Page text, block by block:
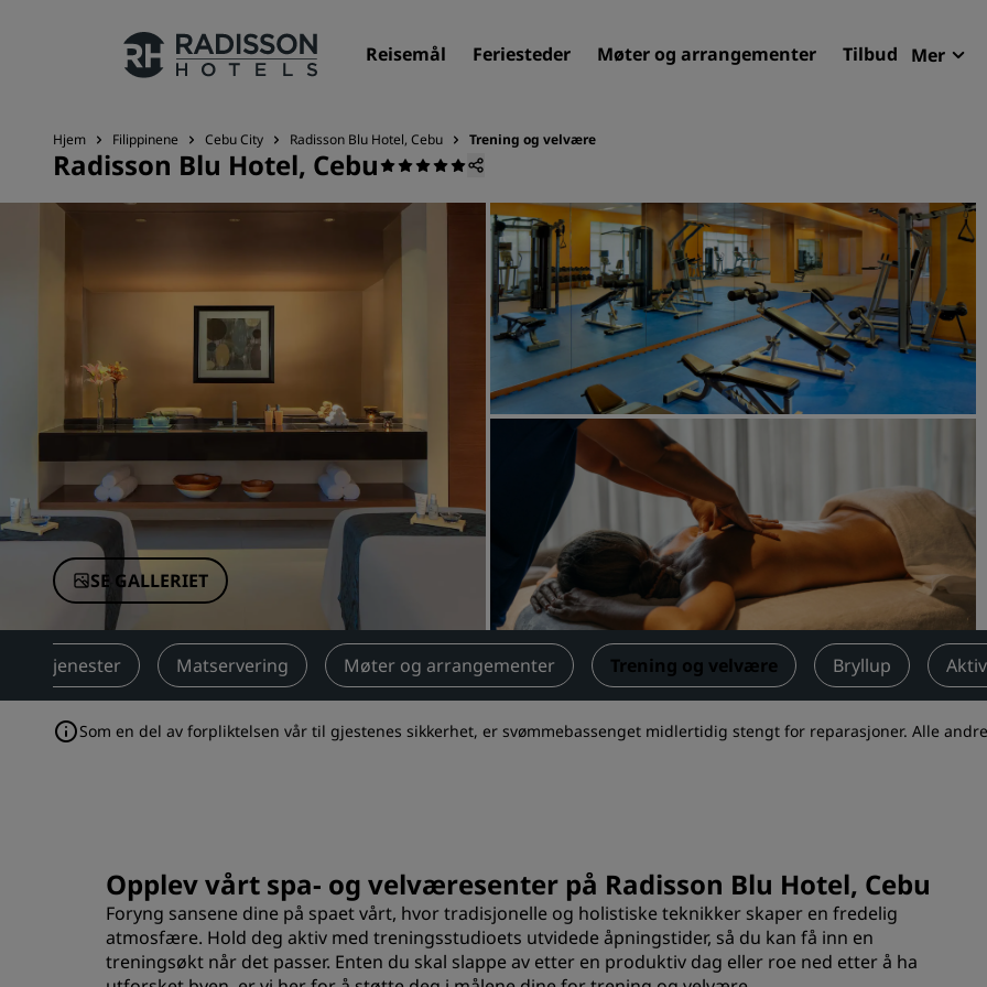
Reisemål Feriesteder Møter og arrangementer Tilbud Mer
Merkevarene våre
Tilknyttede merker i Kina
Reisemål
Feriesteder
Betjente leiligheter
Flyplasshoteller
Nye og kommende hoteller
Møter og arrangementer
Bestill et møterom
Be om et tilbud
Arrangementsreisemål
Bransjeløsninger
Søk etter flyvninger
Søk etter flyvninger
Radisson Hotels-app
Hjem Filippinene Cebu City Radisson Blu Hotel, Cebu Trening og velvære
Radisson Blu Hotel, Cebu
SE GALLERIET
Tjenester Matservering Møter og arrangementer Trening og velvære Bryllup
Som en del av forpliktelsen vår til gjestenes sikkerhet, er svømmebassenget midlertidig stengt for reparasjoner. Alle
Opplev vårt spa- og velværesenter på Radisson Blu Hotel, Cebu
Foryng sansene dine på spaet vårt, hvor tradisjonelle og holistiske teknikker skaper en fredelig
atmosfære. Hold deg aktiv med treningsstudioets utvidede åpningstider, så du kan få inn en
treningsøkt når det passer. Enten du skal slappe av etter en produktiv dag eller roe ned etter å ha